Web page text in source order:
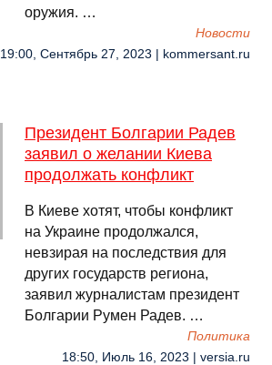
оружия. …
Новости
19:00, Сентябрь 27, 2023 | kommersant.ru
Президент Болгарии Радев
заявил о желании Киева
продолжать конфликт
В Киеве хотят, чтобы конфликт
на Украине продолжался,
невзирая на последствия для
других государств региона,
заявил журналистам президент
Болгарии Румен Радев. …
Политика
18:50, Июль 16, 2023 | versia.ru